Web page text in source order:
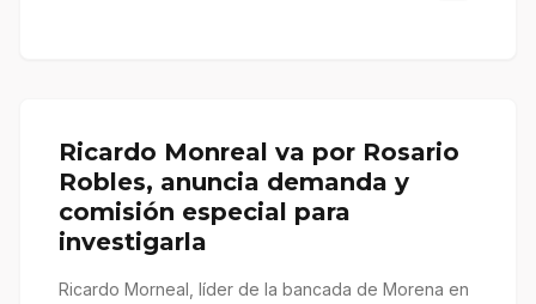
Ricardo Monreal va por Rosario
Robles, anuncia demanda y
comisión especial para
investigarla
Ricardo Morneal, líder de la bancada de Morena en